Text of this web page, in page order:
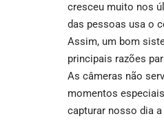
cresceu muito nos
das pessoas usa o
Assim, um bom
principais razões
As câmeras não
momentos
capturar nosso dia